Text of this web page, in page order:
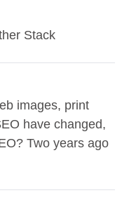
Stack
images, print
have changed,
Two years ago